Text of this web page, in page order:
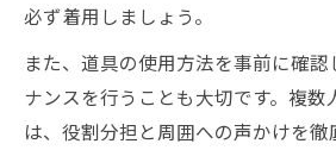
必ず着用しましょう。
また、道具の使用方法を事前に確
ナンスを行うことも大切です。複数
は、役割分担と周囲への声かけを徹